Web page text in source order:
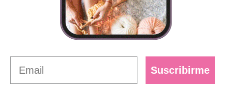
Suscribirme